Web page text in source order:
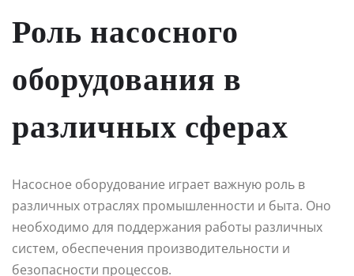
Роль насосного
оборудования в
различных сферах
Насосное оборудование играет важную роль в
различных отраслях промышленности и быта. Оно
необходимо для поддержания работы различных
систем, обеспечения производительности и
безопасности процессов.